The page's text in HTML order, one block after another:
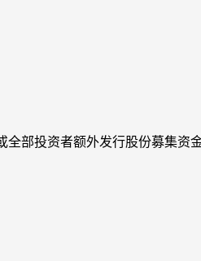
部投资者额外发行股份募集